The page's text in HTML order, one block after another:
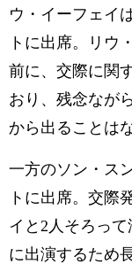
ウ・イーフェイ
トに出席。リウ
前に、交際に関
おり、残念なが
から出ることは
一方のソン・ス
トに出席。交際
イと2人そろっ
に出演するため